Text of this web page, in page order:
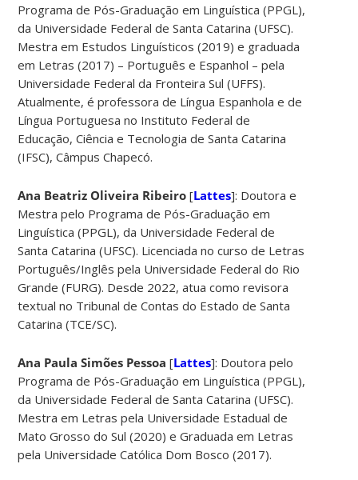
Programa de Pós-Graduação em Linguística (PPGL),
da Universidade Federal de Santa Catarina (UFSC).
Mestra em Estudos Linguísticos (2019) e graduada
em Letras (2017) – Português e Espanhol – pela
Universidade Federal da Fronteira Sul (UFFS).
Atualmente, é professora de Língua Espanhola e de
Língua Portuguesa no Instituto Federal de
Educação, Ciência e Tecnologia de Santa Catarina
(IFSC), Câmpus Chapecó.
Ana Beatriz Oliveira Ribeiro [Lattes]: Doutora e
Mestra pelo Programa de Pós-Graduação em
Linguística (PPGL), da Universidade Federal de
Santa Catarina (UFSC). Licenciada no curso de Letras
Português/Inglês pela Universidade Federal do Rio
Grande (FURG). Desde 2022, atua como revisora
textual no Tribunal de Contas do Estado de Santa
Catarina (TCE/SC).
Ana Paula Simões Pessoa[Lattes]: Doutora pelo
Programa de Pós-Graduação em Linguística (PPGL),
da Universidade Federal de Santa Catarina (UFSC).
Mestra em Letras pela Universidade Estadual de
Mato Grosso do Sul (2020) e Graduada em Letras
pela Universidade Católica Dom Bosco (2017).